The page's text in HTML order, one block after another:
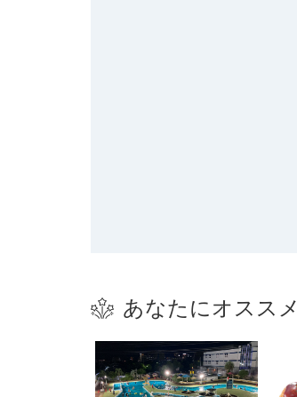
あなたにオススメ